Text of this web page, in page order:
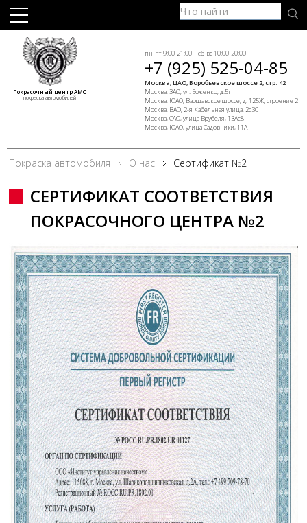
Покрасочный центр АМС
покраска автомобилей
пн-пт 9:00-21:00 | сб-вс 10:00-20:00
+7 (925) 525-04-85
Москва, ЦАО, Воробьевское шоссе 2, стр. 42
Москва, ЗАО, ул. Боженко, д.5г
Москва, ЮАО, Варшавское шоссе, д. 125Ж, строение 2
Москва, ВАО, 2-я Кабельная улица, 2с30
Москва, САО, улица Врубеля, 13Ас8
Москва, ЮАО, улица Садовники, 11А
Покраска автомобиля О нас Сертификат №2
СЕРТИФИКАТ СООТВЕТСТВИЯ
ПОКРАСОЧНОГО ЦЕНТРА №2